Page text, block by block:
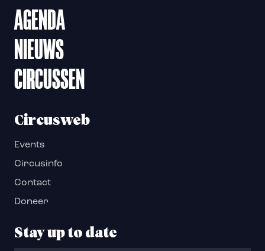
AGENDA
NIEUWS
CIRCUSSEN
Circusweb
Events
Circusinfo
Contact
Doneer
Stay up to date